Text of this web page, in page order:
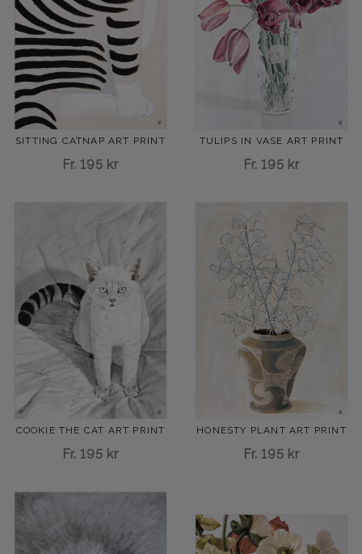
SITTING CATNAP ART PRINT
Fr. 195 kr
TULIPS IN VASE ART PRINT
Fr. 195 kr
COOKIE THE CAT ART PRINT
Fr. 195 kr
HONESTY PLANT ART PRINT
Fr. 195 kr